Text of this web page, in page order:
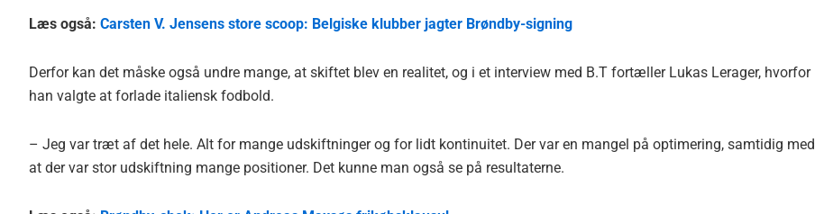
Læs også: Carsten V. Jensens store scoop: Belgiske klubber jagter Brøndby-signing
Derfor kan det måske også undre mange, at skiftet blev en realitet, og i et interview med B.T fortæller Lukas Lerager, hvorfor
han valgte at forlade italiensk fodbold.
– Jeg var træt af det hele. Alt for mange udskiftninger og for lidt kontinuitet. Der var en mangel på optimering, samtidig med
at der var stor udskiftning mange positioner. Det kunne man også se på resultaterne.